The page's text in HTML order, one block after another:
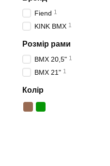
Fiend 1
KINK BMX 1
Розмір рами
BMX 20,5" 1
BMX 21" 1
Колір